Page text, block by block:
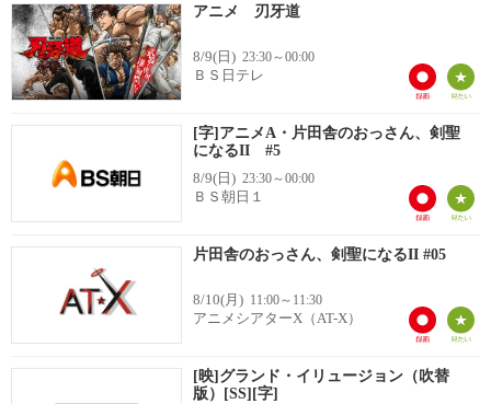
アニメ 刃牙道
8/9(日) 23:30～00:00
ＢＳ日テレ
[字]アニメA・片田舎のおっさん、剣聖
になるII #5
8/9(日) 23:30～00:00
ＢＳ朝日１
片田舎のおっさん、剣聖になるII #05
8/10(月) 11:00～11:30
アニメシアターX（AT-X）
[映]グランド・イリュージョン（吹替
版）[SS][字]